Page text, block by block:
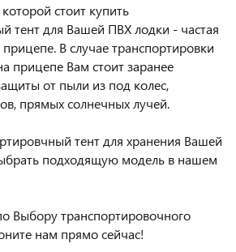
стоит купить
тент для Вашей ПВХ лодки - частая
В случае транспортировки
прицепе Вам стоит заранее
от пыли из под колес,
прямых солнечных лучей.
тент для хранения Вашей
подходящую модель в нашем
Выбору транспортировочного
нам прямо сейчас!